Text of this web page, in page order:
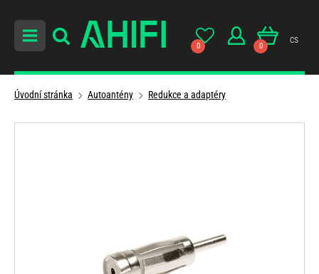
0 0
cs
Úvodní stránka Autoantény Redukce a adaptéry